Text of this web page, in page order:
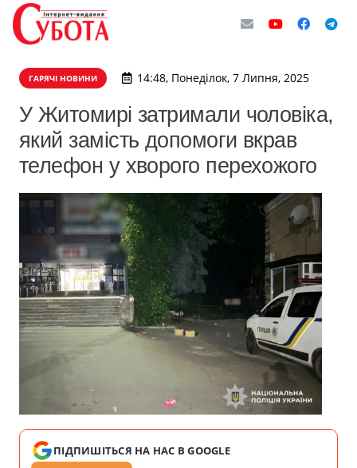
ГАРЯЧІ НОВИНИ 14:48, Понеділок, 7 Липня, 2025
У Житомирі затримали чоловіка,
який замість допомоги вкрав
телефон у хворого перехожого
ПІДПИШІТЬСЯ НА НАС В GOOGLE